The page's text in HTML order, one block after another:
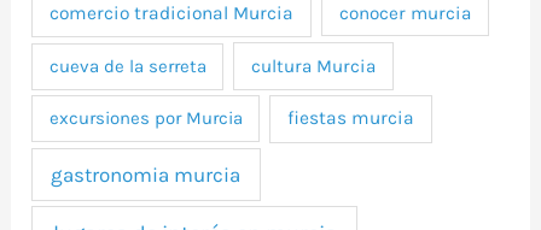
comercio tradicional Murcia conocer murcia
cueva de la serreta cultura Murcia
excursiones por Murcia fiestas murcia
gastronomia murcia